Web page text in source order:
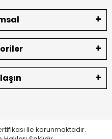
ile korunmaktadır.